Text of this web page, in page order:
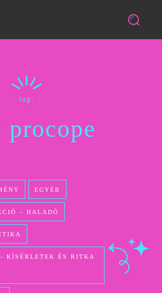
tag:
procope
EGYÉB
– HALADÓ
KÍSÉRLETEK ÉS RITKA